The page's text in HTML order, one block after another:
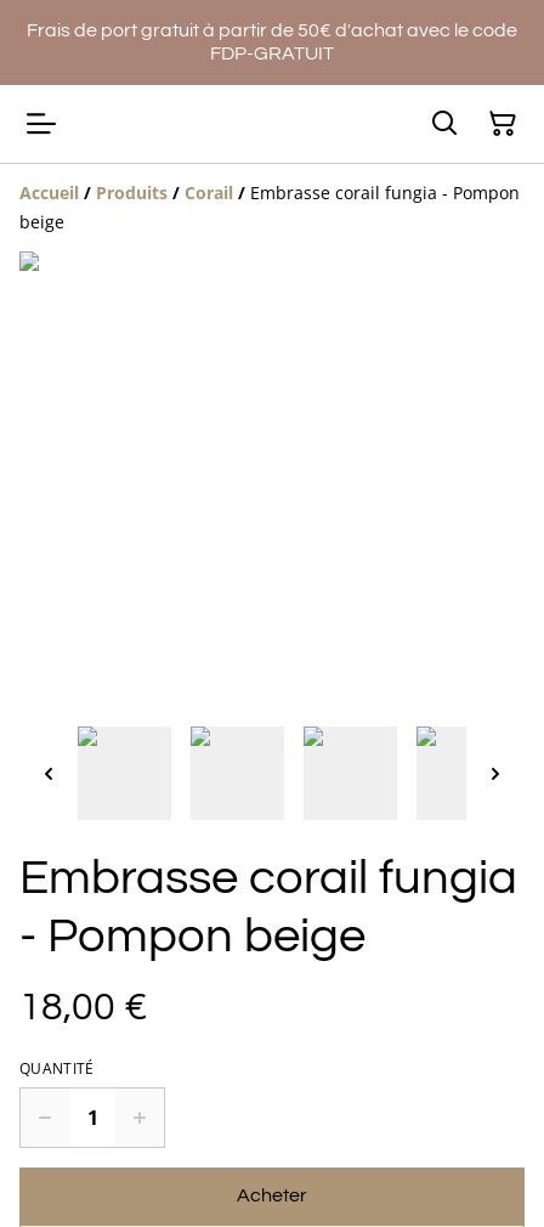
Frais de port gratuit à partir de 50€ d'achat avec le code
FDP-GRATUIT
Accueil / Produits / Corail / Embrasse corail fungia - Pompon
beige
Embrasse corail fungia
- Pompon beige
18,00 €
QUANTITÉ
Acheter